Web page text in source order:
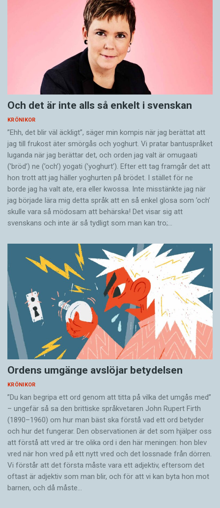
Och det är inte alls så enkelt i svenskan
KRÖNIKOR
”Ehh, det blir väl äckligt”, säger min kompis när jag berättat att
jag till frukost äter smörgås och yoghurt. Vi pratar bantuspråket
luganda när jag berättar det, och orden jag valt är omugaati
(’bröd’) ne (’och’) yogati (’yoghurt’). Efter ett tag framgår det att
hon trott att jag häller yoghurten på brödet. I stället för ne
borde jag ha valt ate, era eller kwossa. Inte misstänkte jag när
jag började lära mig detta språk att en så enkel glosa som ’och’
skulle vara så mödosam att behärska! Det visar sig att
svenskans och inte är så tydligt som man kan tro;…
Ordens umgänge avslöjar betydelsen
KRÖNIKOR
”Du kan begripa ett ord genom att titta på vilka det umgås med”
– ungefär så sa den brittiske språkvetaren John Rupert Firth
(1890–1960) om hur man bäst ska förstå vad ett ord betyder
och hur det fungerar. Den ­observationen är det som hjälper oss
att förstå att vred är tre olika ord i den här meningen: hon blev
vred när hon vred på ett nytt vred och det lossnade från dörren.
Vi förstår att det första måste vara ett adjektiv, eftersom det
oftast är adjektiv som man blir, och för att vi kan byta hon mot
barnen, och då måste…